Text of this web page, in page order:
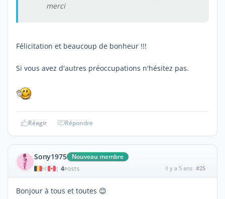
merci
Félicitation et beaucoup de bonheur !!!
Si vous avez d'autres préoccupations n'hésitez pas.
Réagir Répondre
Sony1975 Nouveau membre
| 4POSTS il y a 5 ans #25
Bonjour à tous et toutes 😊